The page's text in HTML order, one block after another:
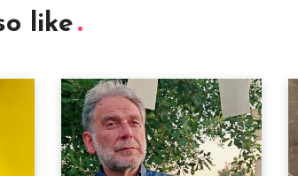
like